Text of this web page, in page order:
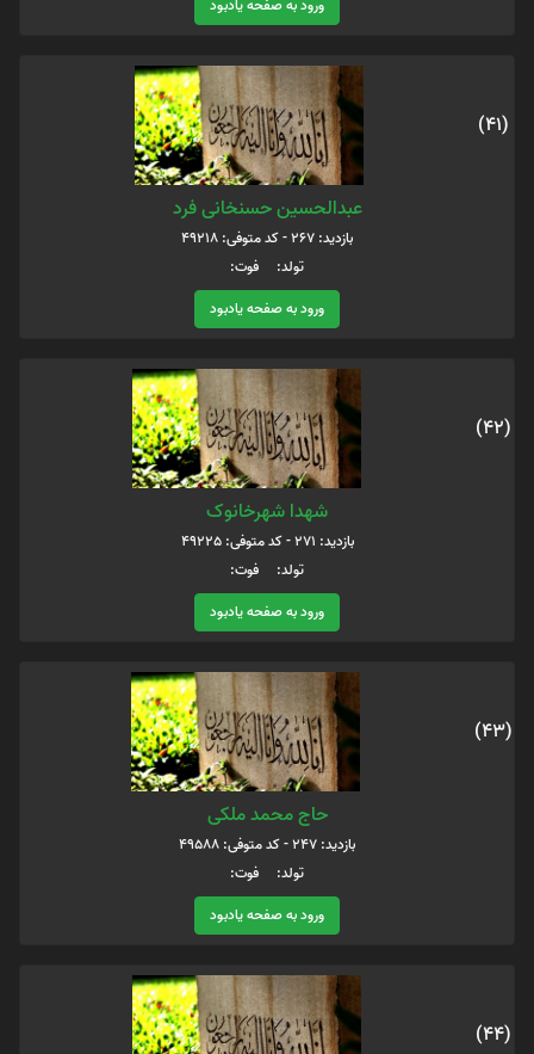
ورود به صفحه یادبود
(41)
عبدالحسین حسنخانی فرد
بازدید: 267 - کد متوفی: 49218
تولد: فوت:
ورود به صفحه یادبود
(42)
شهدا شهرخانوک
بازدید: 271 - کد متوفی: 49225
تولد: فوت:
ورود به صفحه یادبود
(43)
حاج محمد ملکی
بازدید: 247 - کد متوفی: 49588
تولد: فوت:
ورود به صفحه یادبود
(44)